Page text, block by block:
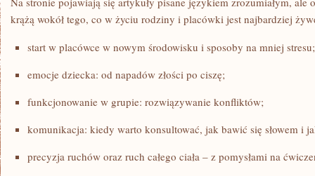
krążą wokół tego, co w życiu rodziny i placówki jest najbardziej
start w placówce w nowym środowisku i sposoby na mniej stresu;
emocje dziecka: od napadów złości po ciszę;
funkcjonowanie w grupie: rozwiązywanie konfliktów;
komunikacja: kiedy warto konsultować, jak bawić się słowem i
precyzja ruchów oraz ruch całego ciała – z pomysłami na